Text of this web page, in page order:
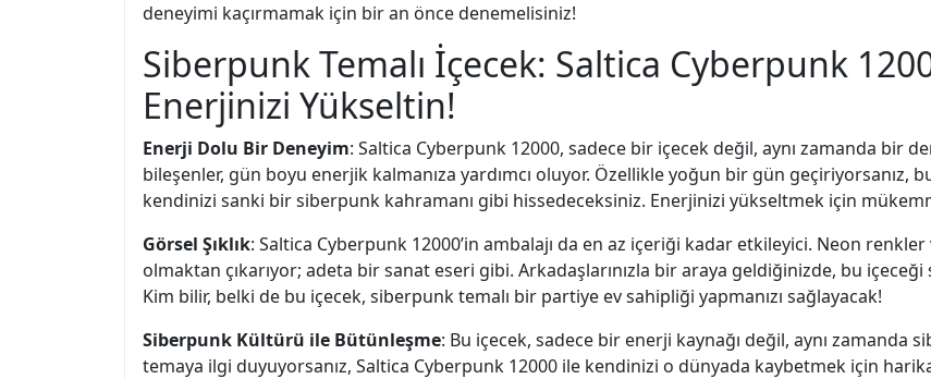
deneyimi kaçırmamak için bir an önce denemelisiniz!
Siberpunk Temalı İçecek: Saltica Cyberpunk
Enerjinizi Yükseltin!
Enerji Dolu Bir Deneyim: Saltica Cyberpunk 12000, sadece bir içecek değil, aynı zamanda bir
bileşenler, gün boyu enerjik kalmanıza yardımcı oluyor. Özellikle yoğun bir gün geçiriyorsanız,
kendinizi sanki bir siberpunk kahramanı gibi hissedeceksiniz. Enerjinizi yükseltmek için
Görsel Şıklık: Saltica Cyberpunk 12000’in ambalajı da en az içeriği kadar etkileyici. Neon
olmaktan çıkarıyor; adeta bir sanat eseri gibi. Arkadaşlarınızla bir araya geldiğinizde, bu
Kim bilir, belki de bu içecek, siberpunk temalı bir partiye ev sahipliği yapmanızı sağlayacak!
Siberpunk Kültürü ile Bütünleşme: Bu içecek, sadece bir enerji kaynağı değil, aynı zamanda
temaya ilgi duyuyorsanız, Saltica Cyberpunk 12000 ile kendinizi o dünyada kaybetmek için